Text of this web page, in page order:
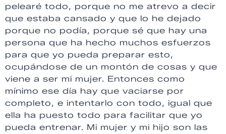
pelearé todo, porque no me atrevo a decir
que estaba cansado y que lo he dejado
porque no podía, porque sé que hay una
persona que ha hecho muchos esfuerzos
para que yo pueda preparar esto,
ocupándose de un montón de cosas y que
viene a ser mi mujer. Entonces como
mínimo ese día hay que vaciarse por
completo, e intentarlo con todo, igual que
ella ha puesto todo para facilitar que yo
pueda entrenar. Mi mujer y mi hijo son las